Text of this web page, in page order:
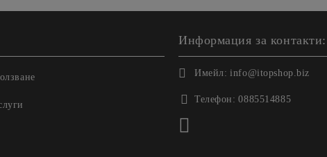
Информация за контакти:
Имейл: info@itopshop.biz
Телефон: 0885514885